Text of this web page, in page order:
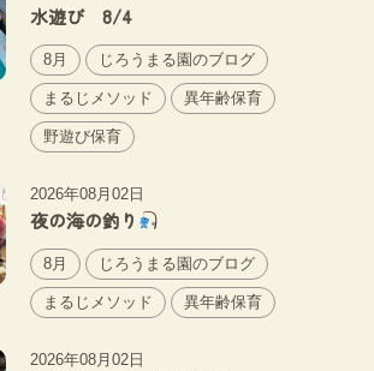
水遊び 8/4
8月 じろうまる園のブログ
まるじメソッド 異年齢保育
野遊び保育
2026年08月02日
夜の海の釣り
8月 じろうまる園のブログ
まるじメソッド 異年齢保育
2026年08月02日